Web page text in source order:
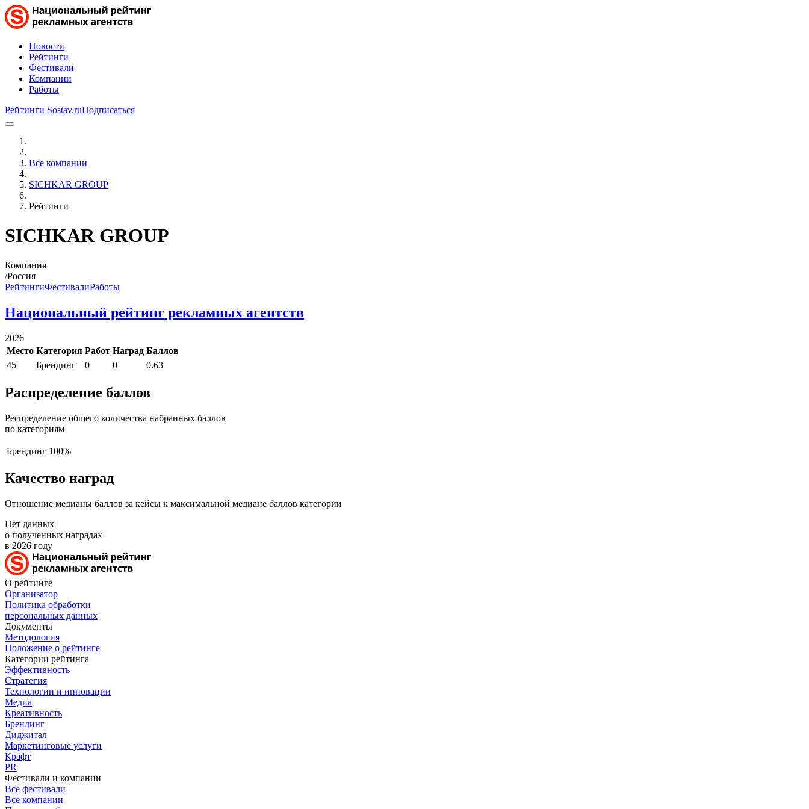
Новости
Рейтинги
Фестивали
Компании
Работы
Рейтинги Sostav.ruПодписаться
Все компании
SICHKAR GROUP
Рейтинги
SICHKAR GROUP
Компания
/Россия
РейтингиФестивалиРаботы
Национальный рейтинг рекламных агентств
2026
Место Категория Работ Наград Баллов
45
Брендинг 0 0 0.63
Распределение баллов
Респределение общего количества набранных баллов
по категориям
Брендинг 100%
Качество наград
Отношение медианы баллов за кейсы к максимальной медиане баллов категории
Нет данных
о полученных наградах
в 2026 году
О рейтинге
Организатор
Политика обработки
персональных данных
Документы
Методология
Положение о рейтинге
Категории рейтинга
Эффективность
Стратегия
Технологии и инновации
Медиа
Креативность
Брендинг
Диджитал
Маркетинговые услуги
Крафт
PR
Фестивали и компании
Все фестивали
Все компании